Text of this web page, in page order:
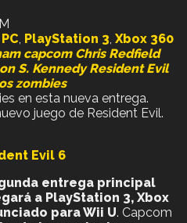
PC PlayStation 3 Xbox 360
capcom Chris Redfield
S. Kennedy Resident Evil
zombies
en esta nueva entrega.
juego de Resident Evil.
entrega principal
a PlayStation 3, Xbox
para Wii U. Capcom